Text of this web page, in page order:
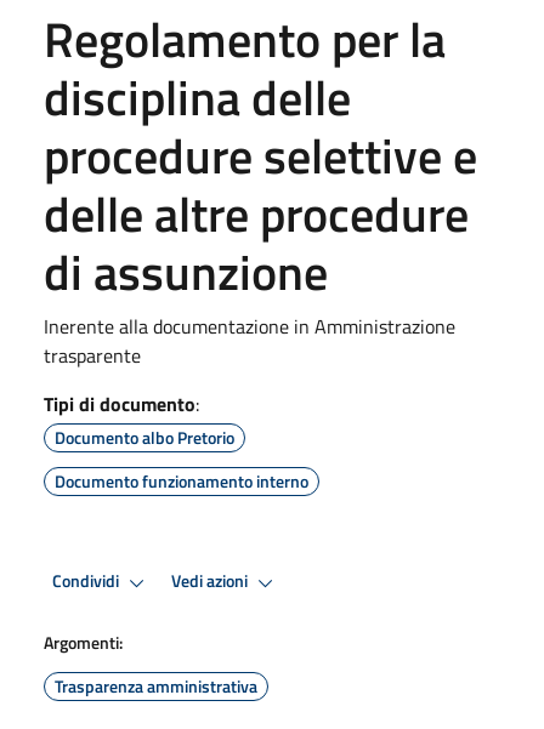
Regolamento per la
disciplina delle
procedure selettive e
delle altre procedure
di assunzione
Inerente alla documentazione in Amministrazione
trasparente
Tipi di documento:
Documento albo Pretorio
Documento funzionamento interno
Condividi Vedi azioni
Argomenti:
Trasparenza amministrativa